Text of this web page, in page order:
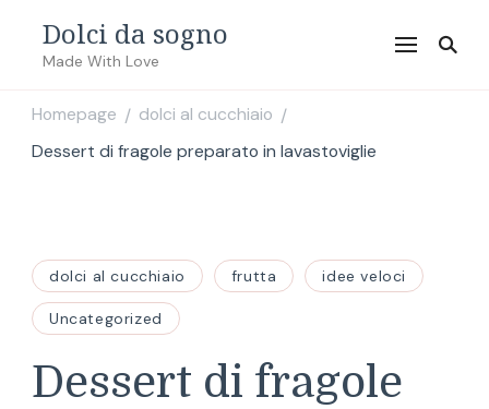
Dolci da sogno
Made With Love
Homepage / dolci al cucchiaio /
Dessert di fragole preparato in lavastoviglie
dolci al cucchiaio frutta idee veloci
Uncategorized
Dessert di fragole